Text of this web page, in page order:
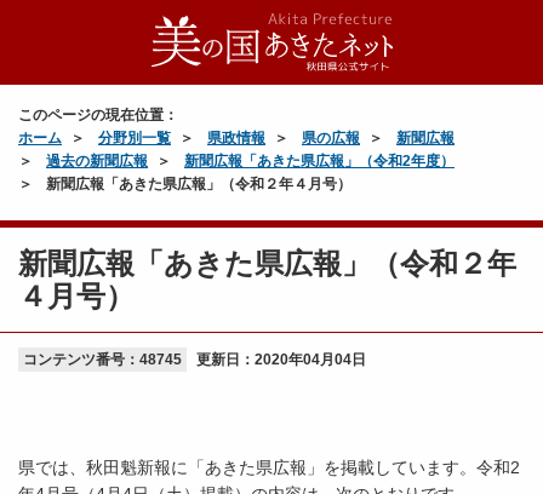
このページの現在位置：
ホーム
分野別一覧 県政情報 県の広報
新聞広報
過去の新聞広報
新聞広報「あきた県広報」（令和2年度）
新聞広報「あきた県広報」（令和２年４月号）
新聞広報「あきた県広報」（令和２年
４月号）
コンテンツ番号：48745 更新日： 2020年04月04日
県では、秋田魁新報に「あきた県広報」を掲載しています。令和2